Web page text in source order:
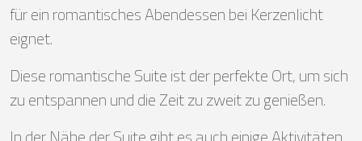
für ein romantisches Abendessen bei Kerzenlicht
eignet.
Diese romantische Suite ist der perfekte Ort, um sich
zu entspannen und die Zeit zu zweit zu genießen.